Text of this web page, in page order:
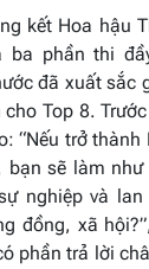
kết Hoa hậu
ba phần thi
đã xuất sắc
Top 8.
“Nếu trở thành
bạn sẽ làm
nghiệp và
đồng, xã hội?”,
phần trả lời